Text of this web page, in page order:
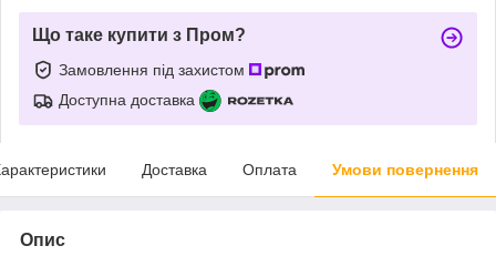
Що таке купити з Пром?
Замовлення під захистом
Доступна доставка
Доставка Оплата Умови повернення
Опис